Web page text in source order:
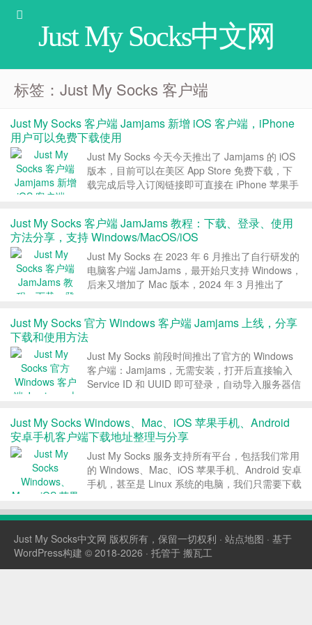
Just My Socks中文网
标签：Just My Socks 客户端
Just My Socks 客户端 Jamjams 新增 iOS 客户端，iPhone
用户可以免费下载使用
Just My Socks 今天今天推出了 Jamjams 的 iOS
版本，目前可以在美区 App Store 免费下载，下
载完成后导入订阅链接即可直接在 iPhone 苹果手
Just My Socks 客户端 JamJams 教程：下载、登录、使用
方法分享，支持 Windows/MacOS/iOS
Just My Socks 在 2023 年 6 月推出了自行研发的
电脑客户端 JamJams，最开始只支持 Windows，
后来又增加了 Mac 版本，2024 年 3 月推出了
Just My Socks 官方 Windows 客户端 Jamjams 上线，分享
下载和使用方法
Just My Socks 前段时间推出了官方的 Windows
客户端：Jamjams，无需安装，打开后直接输入
Service ID 和 UUID 即可登录，自动导入服务器信
Just My Socks Windows、Mac、iOS 苹果手机、Android
安卓手机客户端下载地址整理与分享
Just My Socks 服务支持所有平台，包括我们常用
的 Windows、Mac、iOS 苹果手机、Android 安卓
手机，甚至是 Linux 系统的电脑，我们只需要下载
务配置填写进去即可，下面就给大家整理分享下各
Just My Socks中文网 版权所有，保留一切权利 · 站点地图 · 基于
WordPress构建 © 2018-2026 · 托管于 搬瓦工